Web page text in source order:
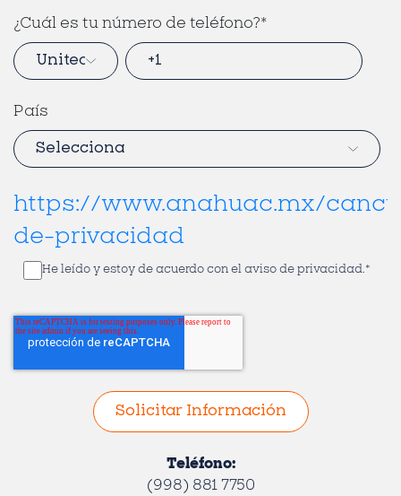
¿Cuál es tu número de teléfono?*
País
https://www.anahuac.mx/
de-privacidad
He leído y estoy de acuerdo con el aviso de privacidad.*
Teléfono:
(998) 881 7750